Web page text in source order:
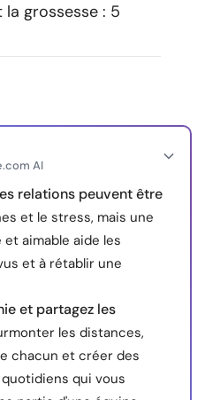
grossesse : 5
AI
relations peuvent être
et le stress, mais une
aimable aide les
et à rétablir une
et partagez les
les distances,
chacun et créer des
qui vous